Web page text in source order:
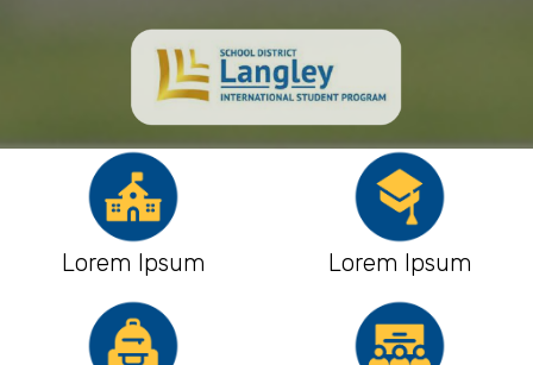
Lorem Ipsum Lorem Ipsum